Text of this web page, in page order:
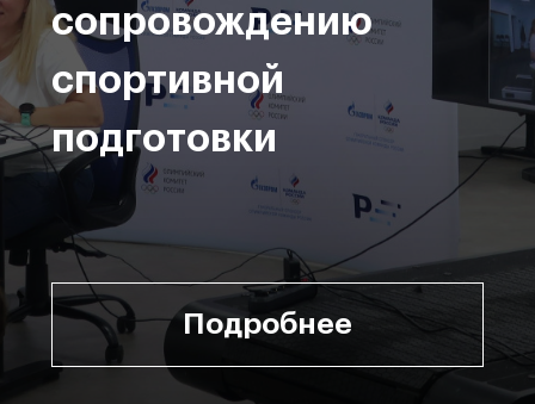
сопровождению
спортивной
подготовки
Подробнее